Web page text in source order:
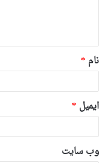
*
نام *
ایمیل *
وب‌ سایت